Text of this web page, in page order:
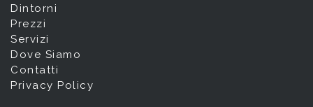
Dintorni
Prezzi
Servizi
Dove Siamo
Contatti
Privacy Policy